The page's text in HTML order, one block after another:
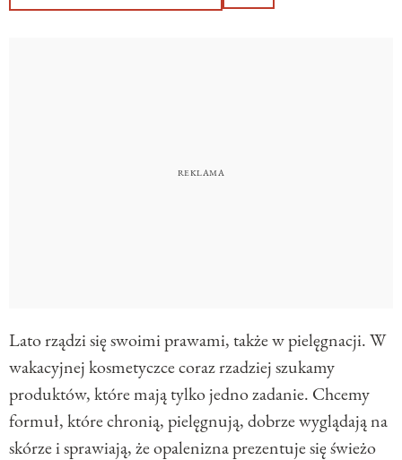
Lato rządzi się swoimi prawami, także w pielęgnacji. W
wakacyjnej kosmetyczce coraz rzadziej szukamy
produktów, które mają tylko jedno zadanie. Chcemy
formuł, które chronią, pielęgnują, dobrze wyglądają na
skórze i sprawiają, że opalenizna prezentuje się świeżo